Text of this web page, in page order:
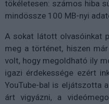
tökéletesen: számos hiba
mindössze 100 MB-nyi
A sokat látott olvasóinkat
meg a történet, hiszen
volt, hogy megoldható ily
igazi érdekessége ezért
YouTube-bal is eljátszotta
árt vigyázni, a